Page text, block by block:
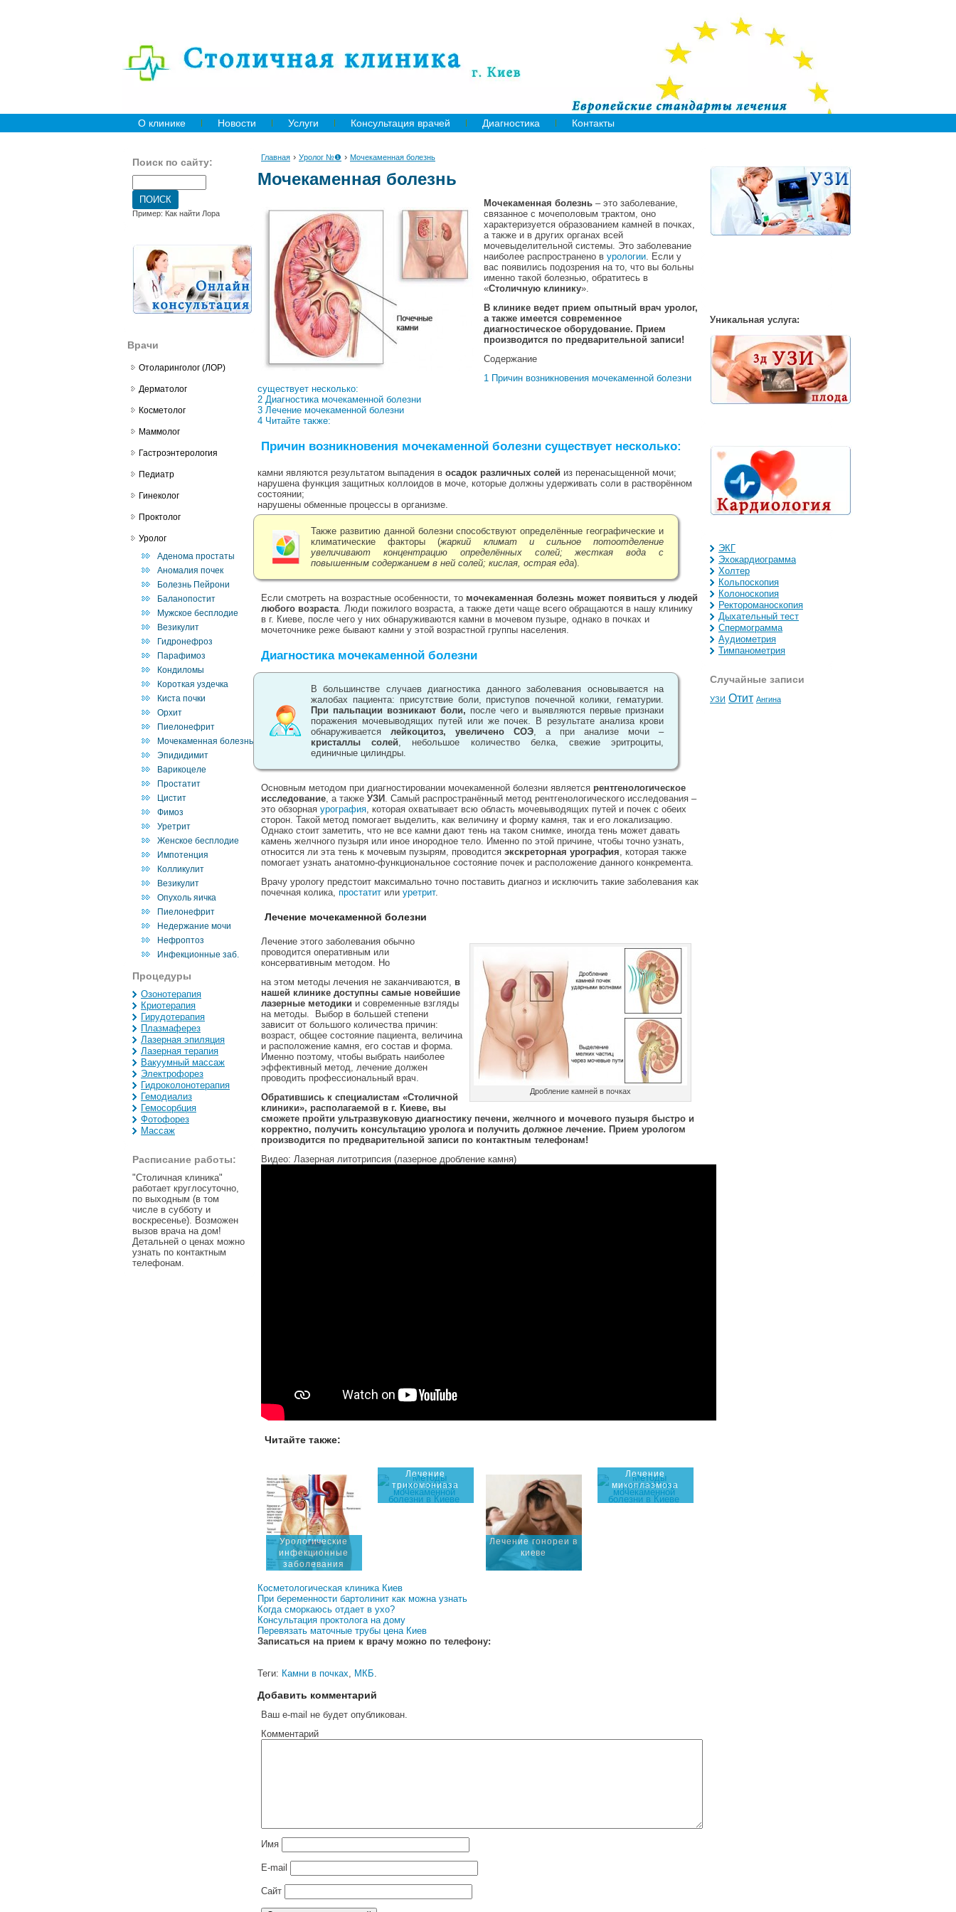
О клинике Новости Услуги Консультация врачей Диагностика Контакты
Поиск по сайту:
Пример: Как найти Лора
Врачи
Отоларинголог (ЛОР)
Дерматолог
Косметолог
Маммолог
Гастроэнтерология
Педиатр
Гинеколог
Проктолог
Уролог
Аденома простаты
Аномалия почек
Болезнь Пейрони
Баланопостит
Мужское бесплодие
Везикулит
Гидронефроз
Парафимоз
Кондиломы
Короткая уздечка
Киста почки
Орхит
Пиелонефрит
Мочекаменная болезнь
Эпидидимит
Варикоцеле
Простатит
Цистит
Фимоз
Уретрит
Женское бесплодие
Импотенция
Колликулит
Везикулит
Опухоль яичка
Пиелонефрит
Недержание мочи
Нефроптоз
Инфекционные заб.
Процедуры
Озонотерапия
Криотерапия
Гирудотерапия
Плазмаферез
Лазерная эпиляция
Лазерная терапия
Вакуумный массаж
Электрофорез
Гидроколонотерапия
Гемодиализ
Гемосорбция
Фотофорез
Массаж
Расписание работы:
"Столичная клиника"
работает круглосуточно,
по выходным (в том
числе в субботу и
воскресенье). Возможен
вызов врача на дом!
Детальней о ценах можно
узнать по контактным
телефонам.
Главная › Уролог №❶ › Мочекаменная болезнь
Мочекаменная болезнь
Мочекаменная болезнь – это заболевание,
связанное с мочеполовым трактом, оно
характеризуется образованием камней в почках,
а также и в других органах всей
мочевыделительной системы. Это заболевание
наиболее распространено в урологии. Если у
вас появились подозрения на то, что вы больны
именно такой болезнью, обратитесь в
«Столичную клинику».
В клинике ведет прием опытный врач уролог,
а также имеется современное
диагностическое оборудование. Прием
производится по предварительной записи!
Содержание
1 Причин возникновения мочекаменной болезни
существует несколько:
2 Диагностика мочекаменной болезни
3 Лечение мочекаменной болезни
4 Читайте также:
Причин возникновения мочекаменной болезни существует несколько:
камни являются результатом выпадения в осадок различных солей из перенасыщенной мочи;
нарушена функция защитных коллоидов в моче, которые должны удерживать соли в растворённом
состоянии;
нарушены обменные процессы в организме.
Также развитию данной болезни способствуют определённые географические и
климатические факторы (жаркий климат и сильное потоотделение
увеличивают концентрацию определённых солей; жесткая вода с
повышенным содержанием в ней солей; кислая, острая еда).
Если смотреть на возрастные особенности, то мочекаменная болезнь может появиться у людей
любого возраста. Люди пожилого возраста, а также дети чаще всего обращаются в нашу клинику
в г. Киеве, после чего у них обнаруживаются камни в мочевом пузыре, однако в почках и
мочеточнике реже бывают камни у этой возрастной группы населения.
Диагностика мочекаменной болезни
В большинстве случаев диагностика данного заболевания основывается на
жалобах пациента: присутствие боли, приступов почечной колики, гематурии.
При пальпации возникают боли, после чего и выявляются первые признаки
поражения мочевыводящих путей или же почек. В результате анализа крови
обнаруживается лейкоцитоз, увеличено СОЭ, а при анализе мочи –
кристаллы солей, небольшое количество белка, свежие эритроциты,
единичные цилиндры.
Основным методом при диагностировании мочекаменной болезни является рентгенологическое
исследование, а также УЗИ . Самый распространённый метод рентгенологического исследования –
это обзорная урография, которая охватывает всю область мочевыводящих путей и почек с обеих
сторон. Такой метод помогает выделить, как величину и форму камня, так и его локализацию.
Однако стоит заметить, что не все камни дают тень на таком снимке, иногда тень может давать
камень желчного пузыря или иное инородное тело. Именно по этой причине, чтобы точно узнать,
относится ли эта тень к мочевым пузырям, проводится экскреторная урография, которая также
помогает узнать анатомно-функциональное состояние почек и расположение данного конкремента.
Врачу урологу предстоит максимально точно поставить диагноз и исключить такие заболевания как
почечная колика, простатит или уретрит.
Лечение мочекаменной болезни
Дробление камней в почках
Лечение этого заболевания обычно
проводится оперативным или
консервативным методом. Но
на этом методы лечения не заканчиваются, в
нашей клинике доступны самые новейшие
лазерные методики и современные взгляды
на методы. Выбор в большей степени
зависит от большого количества причин:
возраст, общее состояние пациента, величина
и расположение камня, его состав и форма.
Именно поэтому, чтобы выбрать наиболее
эффективный метод, лечение должен
проводить профессиональный врач.
Обратившись к специалистам «Столичной
клиники», располагаемой в г. Киеве, вы
сможете пройти ультразвуковую диагностику печени, желчного и мочевого пузыря быстро и
корректно, получить консультацию уролога и получить должное лечение. Прием урологом
производится по предварительной записи по контактным телефонам!
Видео: Лазерная литотрипсия (лазерное дробление камня)
Читайте также:
Урологические
инфекционные
заболевания
Лечение
трихомониаза
Лечение гонореи в
киеве
Лечение
микоплазмоза
Косметологическая клиника Киев
При беременности бартолинит как можна узнать
Когда сморкаюсь отдает в ухо?
Консультация проктолога на дому
Перевязать маточные трубы цена Киев
Записаться на прием к врачу можно по телефону:
Теги: Камни в почках, МКБ.
Добавить комментарий
Ваш e-mail не будет опубликован.
Комментарий
Имя
E-mail
Сайт
Уникальная услуга:
ЭКГ
Эхокардиограмма
Холтер
Кольпоскопия
Колоноскопия
Ректороманоскопия
Дыхательный тест
Спермограмма
Аудиометрия
Тимпанометрия
Случайные записи
УЗИ Отит Ангина